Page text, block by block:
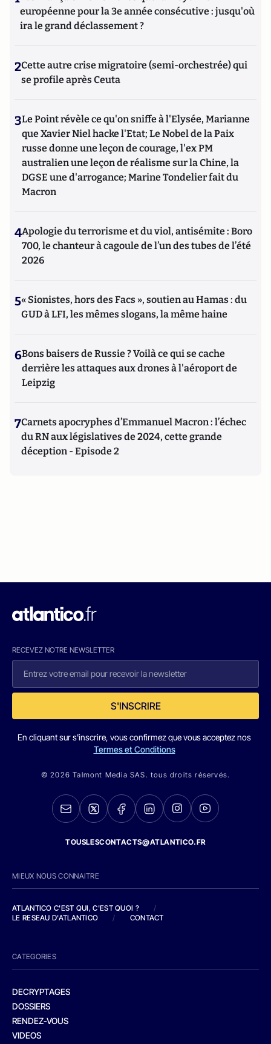
européenne pour la 3e année consécutive : jusqu'où
ira le grand déclassement ?
2Cette autre crise migratoire (semi-orchestrée) qui
se profile après Ceuta
3Le Point révèle ce qu'on sniffe à l'Elysée, Marianne
que Xavier Niel hacke l'Etat; Le Nobel de la Paix
russe donne une leçon de courage, l'ex PM
australien une leçon de réalisme sur la Chine, la
DGSE une d'arrogance; Marine Tondelier fait du
Macron
4Apologie du terrorisme et du viol, antisémite : Boro
700, le chanteur à cagoule de l’un des tubes de l’été
2026
5« Sionistes, hors des Facs », soutien au Hamas : du
GUD à LFI, les mêmes slogans, la même haine
6Bons baisers de Russie ? Voilà ce qui se cache
derrière les attaques aux drones à l'aéroport de
Leipzig
7Carnets apocryphes d’Emmanuel Macron : l’échec
du RN aux législatives de 2024, cette grande
déception - Episode 2
RECEVEZ NOTRE NEWSLETTER
S'INSCRIRE
En cliquant sur s'inscrire, vous confirmez que vous acceptez nos
Termes et Conditions
© 2026 Talmont Media SAS. tous droits réservés.
TOUSLESCONTACTS@ATLANTICO.FR
MIEUX NOUS CONNAITRE
ATLANTICO C'EST QUI, C'EST QUOI ?
/
LE RESEAU D'ATLANTICO
/ CONTACT
CATEGORIES
DECRYPTAGES
DOSSIERS
RENDEZ-VOUS
VIDEOS